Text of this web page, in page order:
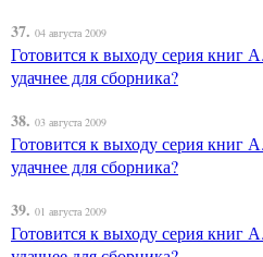
37. 04 августа 2009
Готовится к выходу серия книг
удачнее для сборника?
38. 03 августа 2009
Готовится к выходу серия книг
удачнее для сборника?
39. 01 августа 2009
Готовится к выходу серия книг